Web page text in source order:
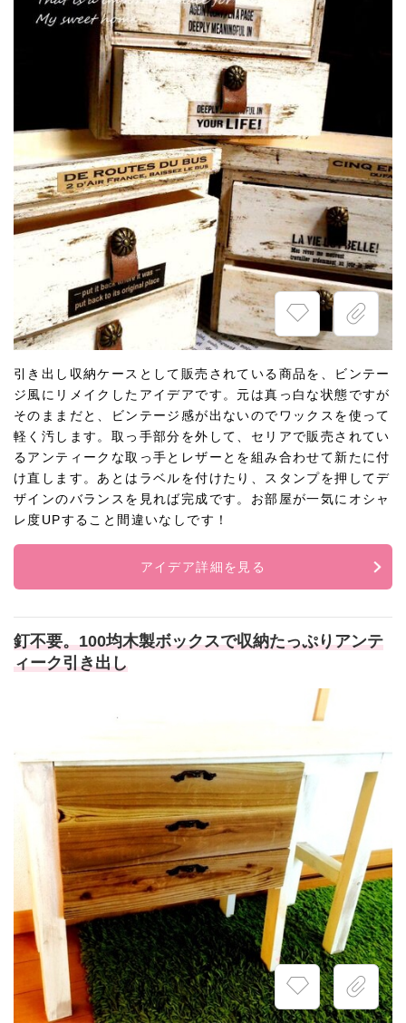
引き出し収納ケースとして販売されている商品を、ビンテー
ジ風にリメイクしたアイデアです。元は真っ白な状態ですが
そのままだと、ビンテージ感が出ないのでワックスを使って
軽く汚します。取っ手部分を外して、セリアで販売されてい
るアンティークな取っ手とレザーとを組み合わせて新たに付
け直します。あとはラベルを付けたり、スタンプを押してデ
ザインのバランスを見れば完成です。お部屋が一気にオシャ
レ度UPすること間違いなしです！
アイデア詳細を見る
釘不要。100均木製ボックスで収納たっぷりアンテ
ィーク引き出し